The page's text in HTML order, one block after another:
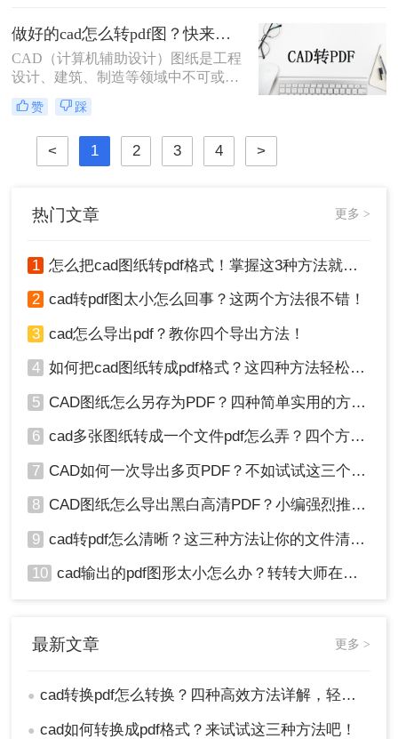
择。将CAD图纸导出为清晰的PDF文
件，对于确保设计细节的准确传达和
在不同设备间的顺畅分享至关重要。
那么cad如何导出清晰的pdf呢？以下
将详细介绍几种将CAD文件导出为清
晰PDF的方法。
做好的cad怎么转pdf图？快来看看这三种方法！
CAD（计算机辅助设计）图纸是工程
设计、建筑、制造等领域中不可或缺
的重要文件。为了更方便地分享、查
看和打印这些图纸，许多用户会选择
将其转换为PDF（可移植文档格式）
图。那么做好的cad怎么转pdf图呢？
下面将详细介绍几种将CAD图纸转换
赞 踩
< 1 2 3 4 >
热门文章 更多 >
1 怎么把cad图纸转pdf格式！掌握这3种方法就可以
2 cad转pdf图太小怎么回事？这两个方法很不错！
3 cad怎么导出pdf？教你四个导出方法！
4 如何把cad图纸转成pdf格式？这四种方法轻松转换！
5 CAD图纸怎么另存为PDF？四种简单实用的方法推荐
6 cad多张图纸转成一个文件pdf怎么弄？四个方法帮你搞定！
7 CAD如何一次导出多页PDF？不如试试这三个方法！
8 CAD图纸怎么导出黑白高清PDF？小编强烈推荐这三种方法！
9 cad转pdf怎么清晰？这三种方法让你的文件清晰无比！
10 cad输出的pdf图形太小怎么办？转转大师在线搞定
最新文章 更多 >
● cad转换pdf怎么转换？四种高效方法详解，轻松搞定格式转换！
● cad如何转换成pdf格式？来试试这三种方法吧！